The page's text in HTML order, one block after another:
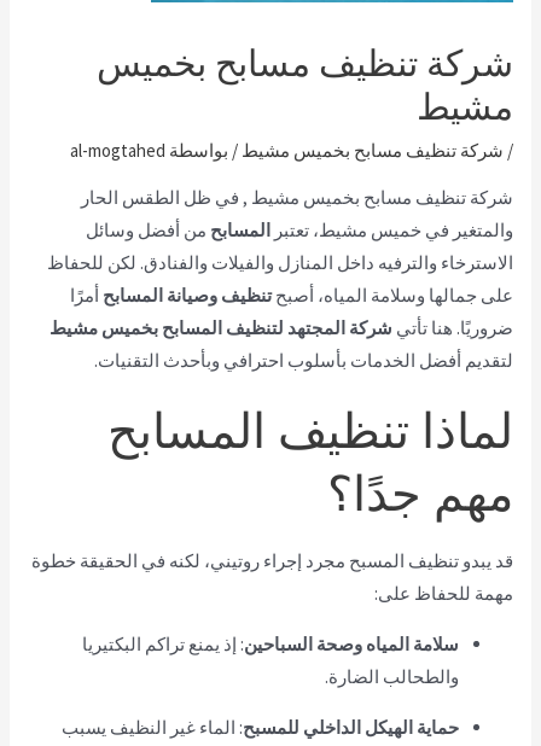
شركة تنظيف مسابح بخميس
مشيط
/ شركة تنظيف مسابح بخميس مشيط / بواسطة al-mogtahed
شركة تنظيف مسابح بخميس مشيط , في ظل الطقس الحار
والمتغير في خميس مشيط، تعتبرالمسابح من أفضل وسائل
الاسترخاء والترفيه داخل المنازل والفيلات والفنادق. لكن للحفاظ
على جمالها وسلامة المياه، أصبحتنظيف وصيانة المسابح أمرًا
ضروريًا. هنا تأتي شركة المجتهد لتنظيف المسابح بخميس مشيط
لتقديم أفضل الخدمات بأسلوب احترافي وبأحدث التقنيات.
لماذا تنظيف المسابح
مهم جدًا؟
قد يبدو تنظيف المسبح مجرد إجراء روتيني، لكنه في الحقيقة خطوة
مهمة للحفاظ على:
سلامة المياه وصحة السباحين: إذ يمنع تراكم البكتيريا
والطحالب الضارة.
حماية الهيكل الداخلي للمسبح: الماء غير النظيف يسبب